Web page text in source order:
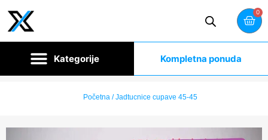
0
Kompletna ponuda
Početna/ Jadtucnice cupave 45-45